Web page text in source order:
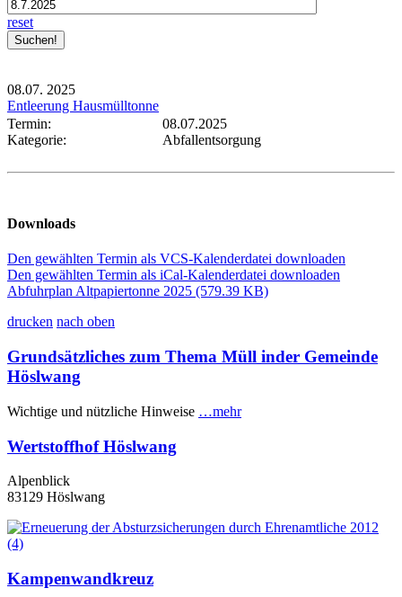
reset
08.07. 2025
Entleerung Hausmülltonne
Termin:
08.07.2025
Kategorie:
Abfallentsorgung
Downloads
Den gewählten Termin als VCS-Kalenderdatei downloaden
Den gewählten Termin als iCal-Kalenderdatei downloaden
Abfuhrplan Altpapiertonne 2025 (579.39 KB)
drucken nach oben
Grundsätzliches zum Thema Müll inder Gemeinde
Höslwang
Wichtige und nützliche Hinweise …mehr
Wertstoffhof Höslwang
Alpenblick
83129 Höslwang
Kampenwandkreuz